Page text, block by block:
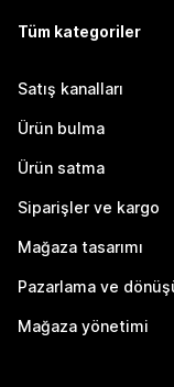
Tüm kategoriler
Satış kanalları
Ürün bulma
Ürün satma
Siparişler ve kargo
Mağaza tasarımı
Pazarlama ve
Mağaza yönetimi